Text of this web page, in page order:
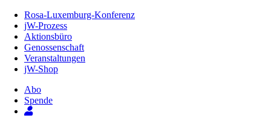
Inhalt
Seite
Rosa-Luxemburg-Konferenz
jW-Prozess
Aktionsbüro
Genossenschaft
Veranstaltungen
jW-Shop
Abo
Spende